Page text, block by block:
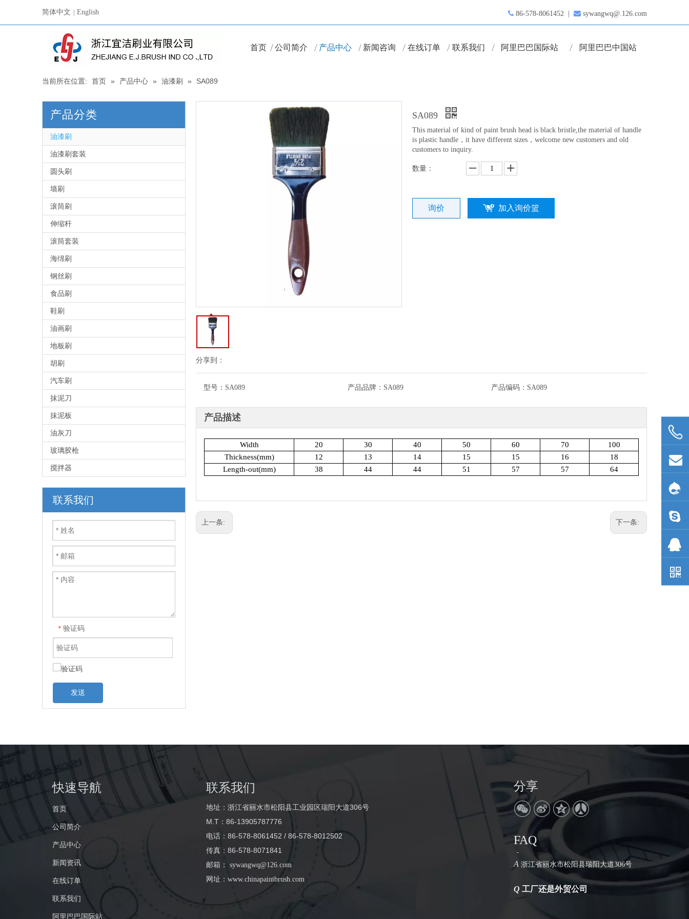
简体中文 | English  86-578-8061452 |  sywangwq@.126.com
首页 公司简介 产品中心 新闻咨询 在线订单 联系我们 阿里巴巴国际站 阿里巴巴中国站
当前所在位置: 首页 » 产品中心 » 油漆刷 » SA089
产品分类
油漆刷
油漆刷套装
圆头刷
墙刷
滚筒刷
伸缩杆
滚筒套装
海绵刷
钢丝刷
食品刷
鞋刷
油画刷
地板刷
胡刷
汽车刷
抹泥刀
抹泥板
油灰刀
玻璃胶枪
搅拌器
联系我们
* 验证码
发送
分享到：
SA089
This material of kind of paint brush head is black bristle,the material of handle
is plastic handle，it have different sizes，welcome new customers and old
customers to inquiry.
数量：
询价 加入询价篮
型号： SA089 产品品牌： SA089 产品编码： SA089
产品描述
Width 20 30 40 50 60 70
100
Thickness(mm)
12 13 14 15 15 16
18
Length-out(mm)
38 44 44 51 57 57 64
上一条: 下一条:
快速导航
首页
公司简介
产品中心
新闻资讯
在线订单
联系我们
阿里巴巴国际站
联系我们
地址：浙江省丽水市松阳县工业园区瑞阳大道306号
M.T：86-13905787776
电话：86-578-8061452 / 86-578-8012502
传真：86-578-8071841
邮箱 ： sywangwq@126.com
网址： www.chinapaintbrush.com
分享
FAQ
Q公司地址在哪里
A 浙江省丽水市松阳县瑞阳大道306号
Q 工厂还是外贸公司